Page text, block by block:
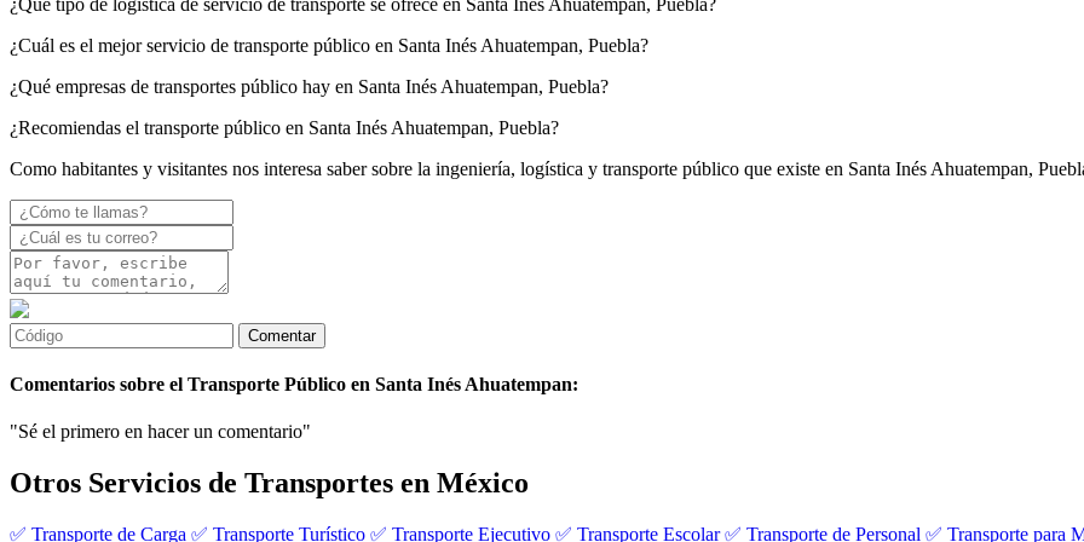
¿Qué tipo de logística de servicio de transporte se ofrece en Santa Inés Ahuatempan, Puebla?
¿Cuál es el mejor servicio de transporte público en Santa Inés Ahuatempan, Puebla?
¿Qué empresas de transportes público hay en Santa Inés Ahuatempan, Puebla?
¿Recomiendas el transporte público en Santa Inés Ahuatempan, Puebla?
Como habitantes y visitantes nos interesa saber sobre la ingeniería, logística y transporte público que existe en Santa Inés Ahuatempan,
Comentarios sobre el Transporte Público en Santa Inés Ahuatempan:
"Sé el primero en hacer un comentario"
Otros Servicios de Transportes en México
✅ Transporte de Carga ✅ Transporte Turístico ✅ Transporte Ejecutivo ✅ Transporte Escolar ✅ Transporte de Personal ✅ Transporte para